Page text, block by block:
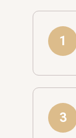
1
3